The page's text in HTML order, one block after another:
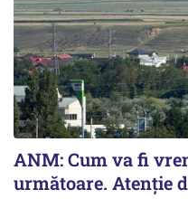
ANM: Cum va fi
următoare. Atenție